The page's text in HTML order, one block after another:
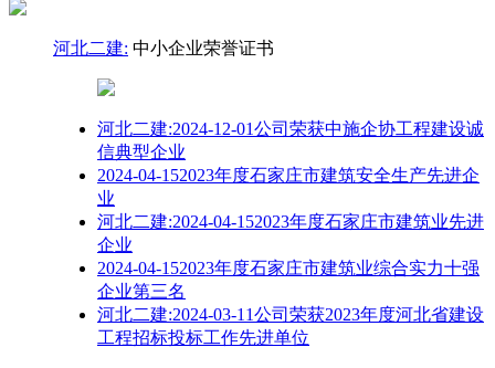
河北二建: 中小企业荣誉证书
河北二建:2024-12-01公司荣获中施企协工程建设诚
信典型企业
2024-04-152023年度石家庄市建筑安全生产先进企
业
河北二建:2024-04-152023年度石家庄市建筑业先进
企业
2024-04-152023年度石家庄市建筑业综合实力十强
企业第三名
河北二建:2024-03-11公司荣获2023年度河北省建设
工程招标投标工作先进单位